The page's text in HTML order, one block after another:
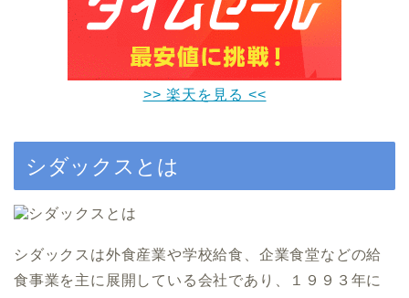
>> 楽天を見る <<
シダックスとは
シダックスは外食産業や学校給食、企業食堂などの給
食事業を主に展開している会社であり、１９９３年に